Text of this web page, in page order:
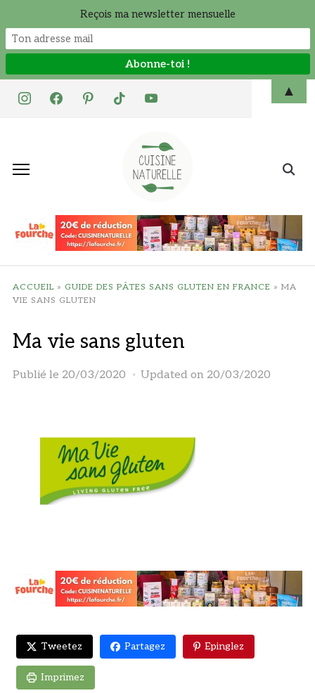
instagramfacebookpinteresttiktok youtube
Search
ACCUEIL » GUIDE DES PÂTES SANS GLUTEN EN FRANCE » MA
VIE SANS GLUTEN
Ma vie sans gluten
Publié le 20/03/2020 Updated on 20/03/2020
Tweetez Partagez Epinglez
Imprimez
Reçois ma newsletter mensuelle
▲